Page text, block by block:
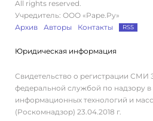
All rights reserved.
Учредитель: ООО «Раре.Ру»
Архив
Авторы Контакты RSS
Юридическая информация
Свидетельство о регистрации
федеральной службой по надзору в
информационных технологий и
(Роскомнадзор) 23.04.2018 г.